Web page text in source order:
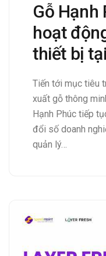
Gỗ Hạnh
hoạt
thiết bị
Tiến tới mục tiêu
xuất gỗ thông
Hạnh Phúc tiếp
đổi số doanh
quản lý…